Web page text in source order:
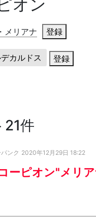
オン
メリアナ 登録
カルドス 登録
21件
ンク 2020年12月29日 18:22
ーピオン"メリア